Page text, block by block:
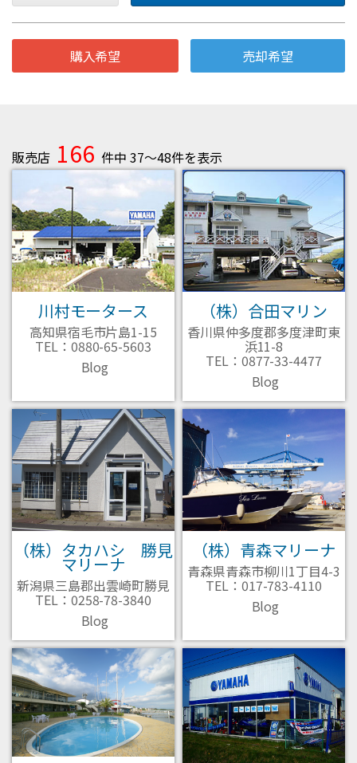
購入希望 売却希望
販売店 166 件中 37～48件を表示
川村モータース
高知県宿毛市片島1-15
TEL：0880-65-5603
Blog
（株）合田マリン
香川県仲多度郡多度津町東
浜11-8
TEL：0877-33-4477
Blog
（株）タカハシ 勝見
マリーナ
新潟県三島郡出雲崎町勝見
TEL：0258-78-3840
Blog
（株）青森マリーナ
青森県青森市柳川1丁目4-3
TEL：017-783-4110
Blog